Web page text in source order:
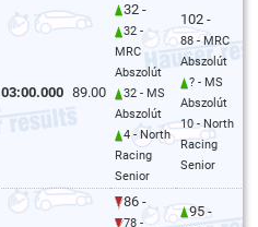
03:00.000 89.00
32 -
32 -
MRC
Abszolút
32 - MS
Abszolút
4 - North
Racing
Senior
102 -
88 - MRC
Abszolút
? - MS
Abszolút
10 - North
Racing
Senior
86 -
78 -
95 -